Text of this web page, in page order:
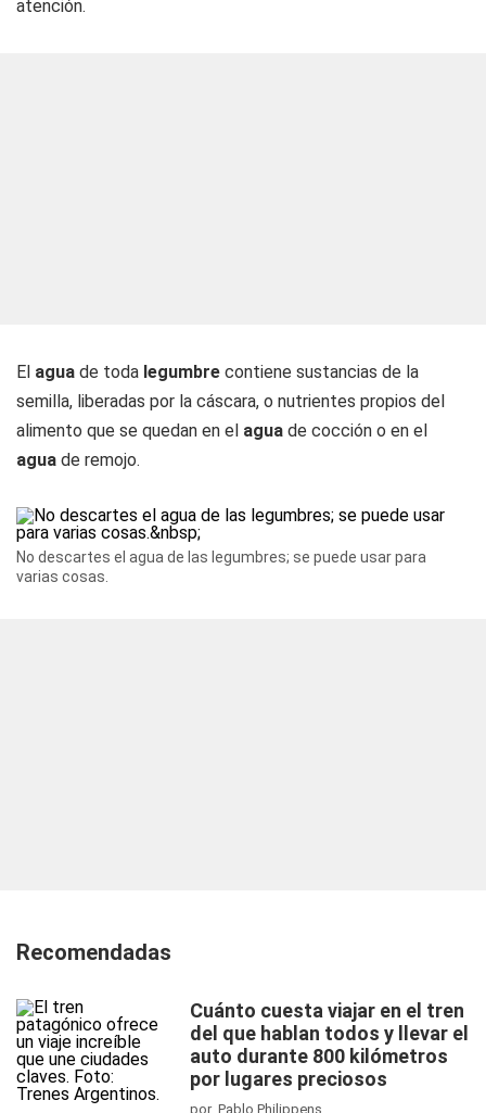
atención.
El agua de toda legumbre contiene sustancias de la
semilla, liberadas por la cáscara, o nutrientes propios del
alimento que se quedan en el agua de cocción o en el
agua de remojo.
No descartes el agua de las legumbres; se puede usar para
varias cosas.
Recomendadas
Cuánto cuesta viajar en el tren
del que hablan todos y llevar el
auto durante 800 kilómetros
por lugares preciosos
por Pablo Philippens